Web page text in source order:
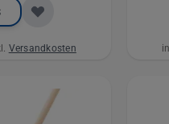
Versandkosten